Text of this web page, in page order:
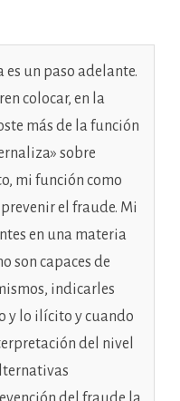
un paso adelante.
colocar, en la
más de la función
sobre
mi función como
el fraude. Mi
en una materia
son capaces de
indicarles
y lo ilícito y cuando
del nivel